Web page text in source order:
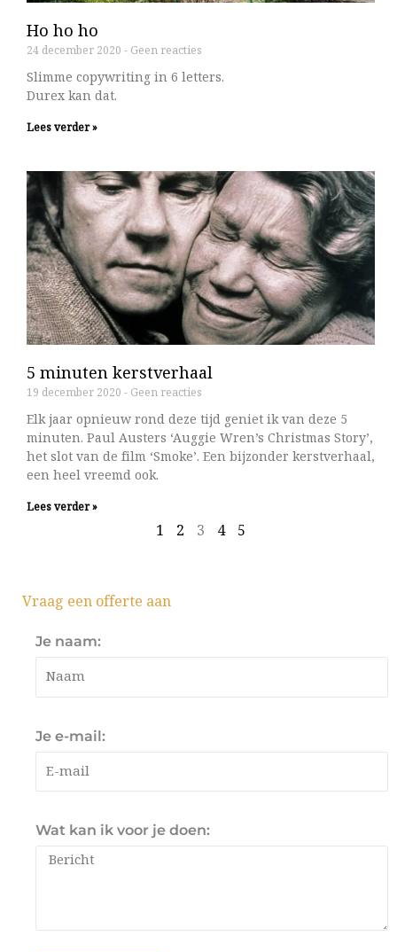
Ho ho ho
24 december 2020 Geen reacties
Slimme copywriting in 6 letters.
Durex kan dat.
Lees verder »
5 minuten kerstverhaal
19 december 2020 Geen reacties
Elk jaar opnieuw rond deze tijd geniet ik van deze 5
minuten. Paul Austers ‘Auggie Wren’s Christmas Story’,
het slot van de film ‘Smoke’. Een bijzonder kerstverhaal,
een heel vreemd ook.
Lees verder »
1 2 3 4 5
Vraag een offerte aan
Je naam:
Je e-mail:
Wat kan ik voor je doen: